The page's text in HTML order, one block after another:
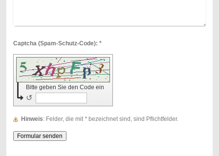
Captcha (Spam-Schutz-Code): *
Bitte geben Sie den Code ein
↺
Hinweis : Felder, die mit *bezeichnet sind, sind Pflichtfelder.